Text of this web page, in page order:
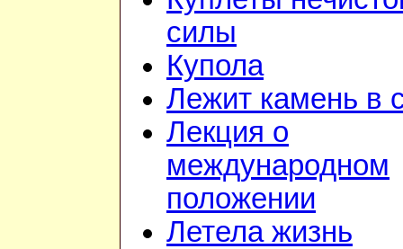
силы
Купола
Лежит камень в
Лекция о
международном
положении
Летела жизнь